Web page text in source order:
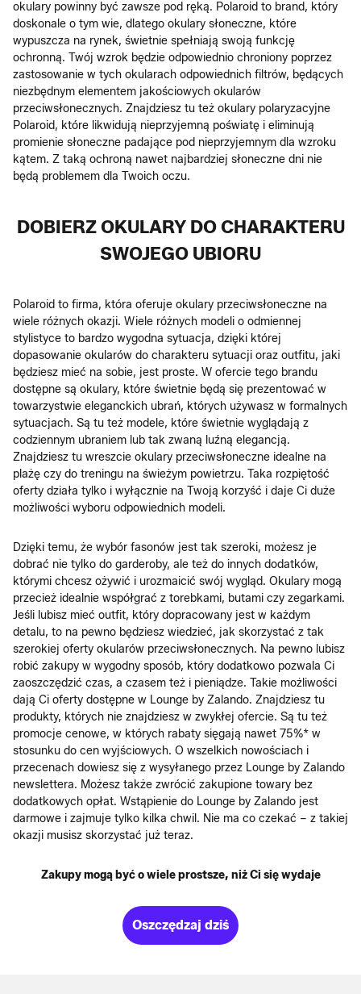
okulary powinny być zawsze pod ręką. Polaroid to brand, który
doskonale o tym wie, dlatego okulary słoneczne, które
wypuszcza na rynek, świetnie spełniają swoją funkcję
ochronną. Twój wzrok będzie odpowiednio chroniony poprzez
zastosowanie w tych okularach odpowiednich filtrów, będących
niezbędnym elementem jakościowych okularów
przeciwsłonecznych. Znajdziesz tu też okulary polaryzacyjne
Polaroid, które likwidują nieprzyjemną poświatę i eliminują
promienie słoneczne padające pod nieprzyjemnym dla wzroku
kątem. Z taką ochroną nawet najbardziej słoneczne dni nie
będą problemem dla Twoich oczu.
DOBIERZ OKULARY DO CHARAKTERU
SWOJEGO UBIORU
Polaroid to firma, która oferuje okulary przeciwsłoneczne na
wiele różnych okazji. Wiele różnych modeli o odmiennej
stylistyce to bardzo wygodna sytuacja, dzięki której
dopasowanie okularów do charakteru sytuacji oraz outfitu, jaki
będziesz mieć na sobie, jest proste. W ofercie tego brandu
dostępne są okulary, które świetnie będą się prezentować w
towarzystwie eleganckich ubrań, których używasz w formalnych
sytuacjach. Są tu też modele, które świetnie wyglądają z
codziennym ubraniem lub tak zwaną luźną elegancją.
Znajdziesz tu wreszcie okulary przeciwsłoneczne idealne na
plażę czy do treningu na świeżym powietrzu. Taka rozpiętość
oferty działa tylko i wyłącznie na Twoją korzyść i daje Ci duże
możliwości wyboru odpowiednich modeli.
Dzięki temu, że wybór fasonów jest tak szeroki, możesz je
dobrać nie tylko do garderoby, ale też do innych dodatków,
którymi chcesz ożywić i urozmaicić swój wygląd. Okulary mogą
przecież idealnie współgrać z torebkami, butami czy zegarkami.
Jeśli lubisz mieć outfit, który dopracowany jest w każdym
detalu, to na pewno będziesz wiedzieć, jak skorzystać z tak
szerokiej oferty okularów przeciwsłonecznych. Na pewno lubisz
robić zakupy w wygodny sposób, który dodatkowo pozwala Ci
zaoszczędzić czas, a czasem też i pieniądze. Takie możliwości
dają Ci oferty dostępne w Lounge by Zalando. Znajdziesz tu
produkty, których nie znajdziesz w zwykłej ofercie. Są tu też
promocje cenowe, w których rabaty sięgają nawet 75%* w
stosunku do cen wyjściowych. O wszelkich nowościach i
przecenach dowiesz się z wysyłanego przez Lounge by Zalando
newslettera. Możesz także zwrócić zakupione towary bez
dodatkowych opłat. Wstąpienie do Lounge by Zalando jest
darmowe i zajmuje tylko kilka chwil. Nie ma co czekać – z takiej
okazji musisz skorzystać już teraz.
Zakupy mogą być o wiele prostsze, niż Ci się wydaje
Oszczędzaj dziś